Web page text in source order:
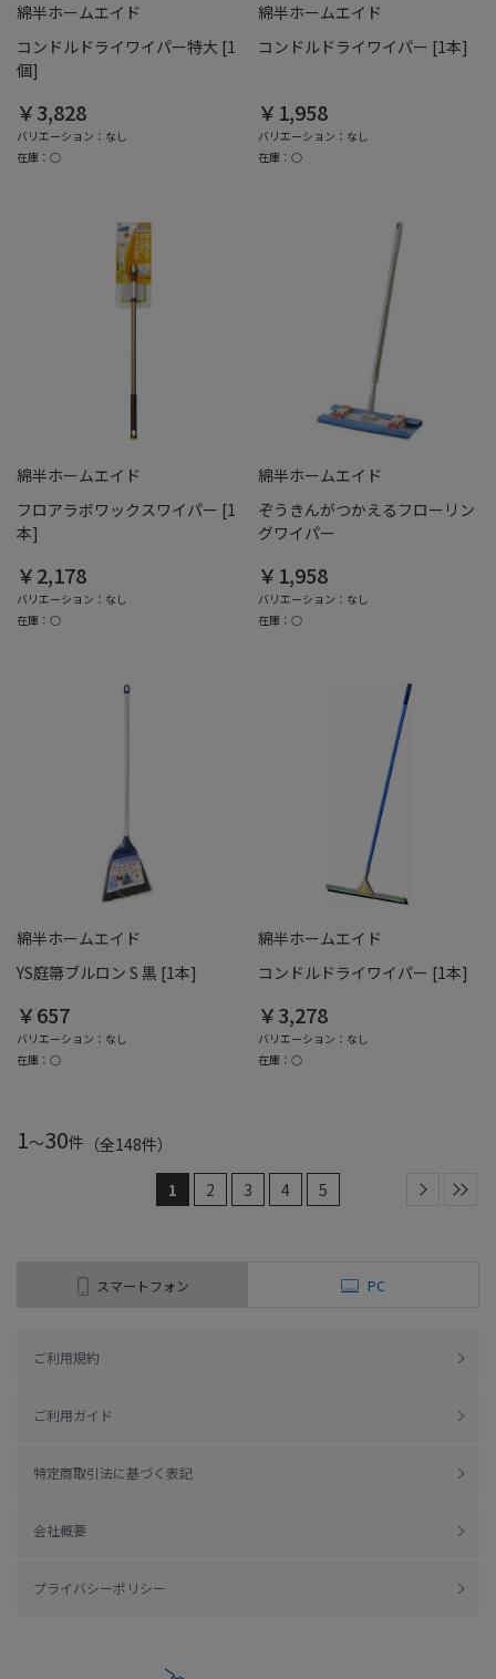
綿半ホームエイド
コンドルドライワイパー特大 [1
個]
￥3,828
バリエーション：なし
在庫：○
綿半ホームエイド
コンドルドライワイパー [1本]
￥1,958
バリエーション：なし
在庫：○
綿半ホームエイド
フロアラボワックスワイパー [1
本]
￥2,178
バリエーション：なし
在庫：○
綿半ホームエイド
ぞうきんがつかえるフローリン
グワイパー
￥1,958
バリエーション：なし
在庫：○
綿半ホームエイド
YS庭箒ブルロン S 黒 [1本]
￥657
バリエーション：なし
在庫：○
綿半ホームエイド
コンドルドライワイパー [1本]
￥3,278
バリエーション：なし
在庫：○
1～30件 （全148件）
1 2 3 4 5
スマートフォン PC
ご利用規約
ご利用ガイド
特定商取引法に基づく表記
会社概要
プライバシーポリシー